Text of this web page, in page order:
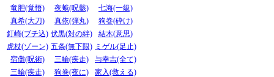
竜胆(覚悟)
夜蛾(呪骸)
七海(一級)
真希(大刀)
真依(弾丸)
狗巻(砕け)
釘崎(ブチ込) 伏黒(対の絆)
結木(意思)
虎杖(ゾーン) 五条(無下限) ミゲル(足止)
宿儺(呪術)
三輪(疾走)
与幸吉(全て)
三輪(疾走)
狗巻(夜に)
家入(救える)